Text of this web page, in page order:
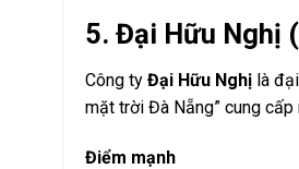
5. Đại Hữu Nghị
Công ty Đại Hữu Nghị là
mặt trời Đà Nẵng” cung
Điểm mạnh